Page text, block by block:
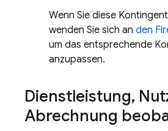
Wenn Sie diese
wenden Sie sich an den
um das entsprechende
anzupassen.
Dienstleistung,
Abrechnung